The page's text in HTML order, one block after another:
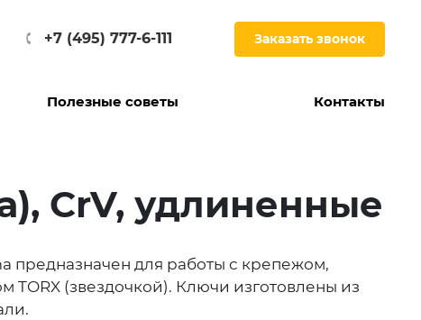
+7 (495) 777-6-111 Заказать звонок
Полезные советы Контакты
CrV, удлиненные
предназначен для работы с крепежом,
(звездочкой). Ключи изготовлены из